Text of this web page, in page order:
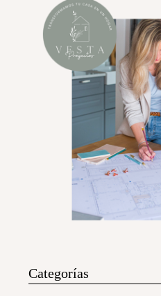
Categorías